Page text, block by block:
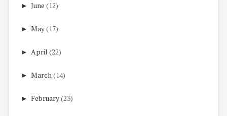
► June (12)
► May(17)
► April (22)
► March(14)
► February(23)